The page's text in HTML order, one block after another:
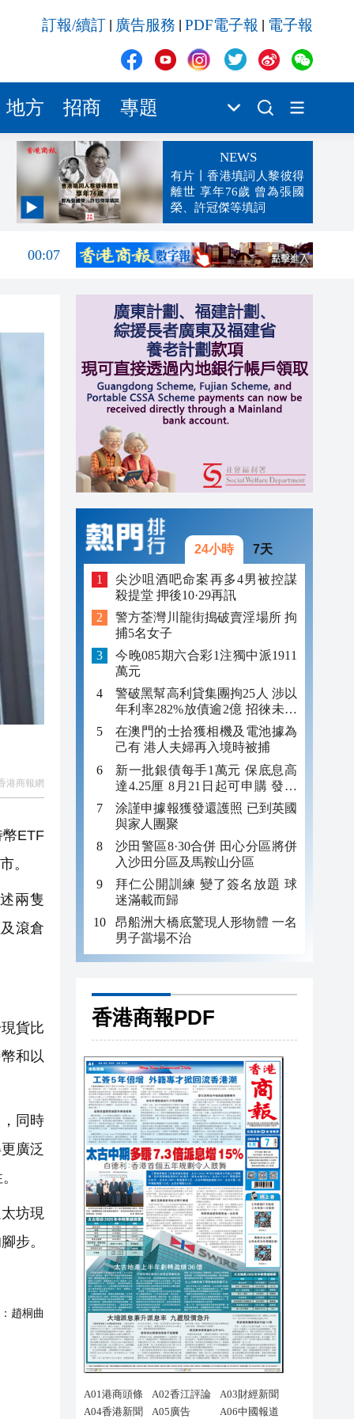
訂報/續訂 廣告服務 PDF電子報 電子報
地方 招商 專題
NEWS
有片丨香港填詞人黎彼得
離世 享年76歲 曾為張國
榮、許冠傑等填詞
00:19
00:07
港商報網
ETF
。
兩隻
滾倉
貨比
和以
同時
廣泛
坊現
步。
趙桐曲
24小時 7天
尖沙咀酒吧命案再多4男被控謀
殺提堂 押後10·29再訊
警方荃灣川龍街搗破賣淫場所 拘
捕5名女子
今晚085期六合彩1注獨中派1911
萬元
警破黑幫高利貸集團拘25人 涉以
年利率282%放債逾2億 招徠未成
年追數
在澳門的士拾獲相機及電池據為
己有 港人夫婦再入境時被捕
新一批銀債每手1萬元 保底息高
達4.25厘 8月21日起可申購 發行
金額最多550億
涂謹申據報獲發還護照 已到英國
與家人團聚
沙田警區8·30合併 田心分區將併
入沙田分區及馬鞍山分區
拜仁公開訓練 變了簽名放題 球
迷滿載而歸
昂船洲大橋底驚現人形物體 一名
男子當場不治
香港商報PDF